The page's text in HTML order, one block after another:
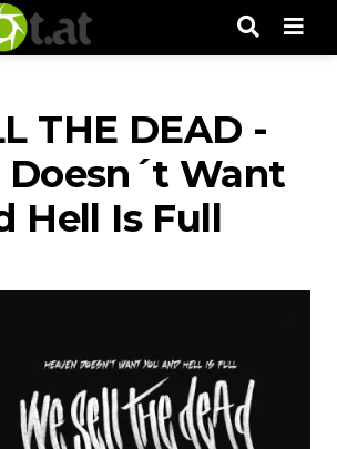
THE DEAD -
Doesn´t Want
Hell Is Full